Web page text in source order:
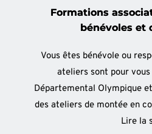
Formations
bénévoles et
Vous êtes bénévole ou
ateliers sont pour
Départemental Olympique
des ateliers de montée en
Lire la